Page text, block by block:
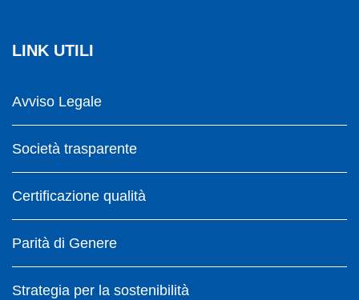
LINK UTILI
Avviso Legale
Società trasparente
Certificazione qualità
Parità di Genere
Strategia per la sostenibilità